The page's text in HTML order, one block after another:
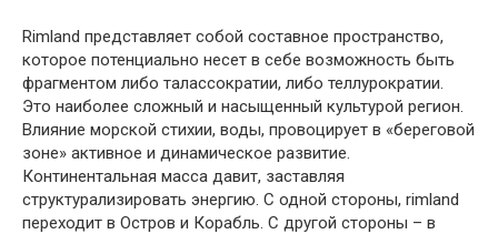
Rimland представляет собой составное пространство,
которое потенциально несет в себе возможность быть
фрагментом либо талассократии, либо теллурократии.
Это наиболее сложный и насыщенный культурой регион.
Влияние морской стихии, воды, провоцирует в «береговой
зоне» активное и динамическое развитие.
Континентальная масса давит, заставляя
структурализировать энергию. С одной стороны, rimland
переходит в Остров и Корабль. С другой стороны – в